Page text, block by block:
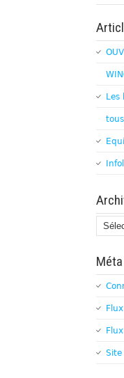
Les
Méta
Site